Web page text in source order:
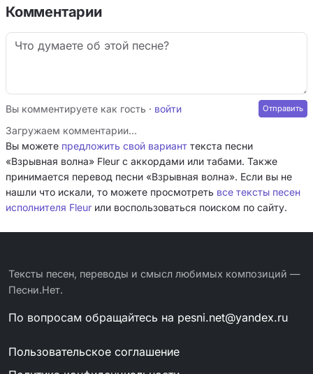
Комментарии
Вы комментируете как гость · войти
Загружаем комментарии…
Вы можете предложить свой вариант текста песни
«Взрывная волна» Fleur с аккордами или табами. Также
принимается перевод песни «Взрывная волна». Если вы не
нашли что искали, то можете просмотреть все тексты песен
исполнителя Fleur или воспользоваться поиском по сайту.
Тексты песен, переводы и смысл любимых композиций —
Песни.Нет.
По вопросам обращайтесь на pesni.net@yandex.ru
Пользовательское соглашение